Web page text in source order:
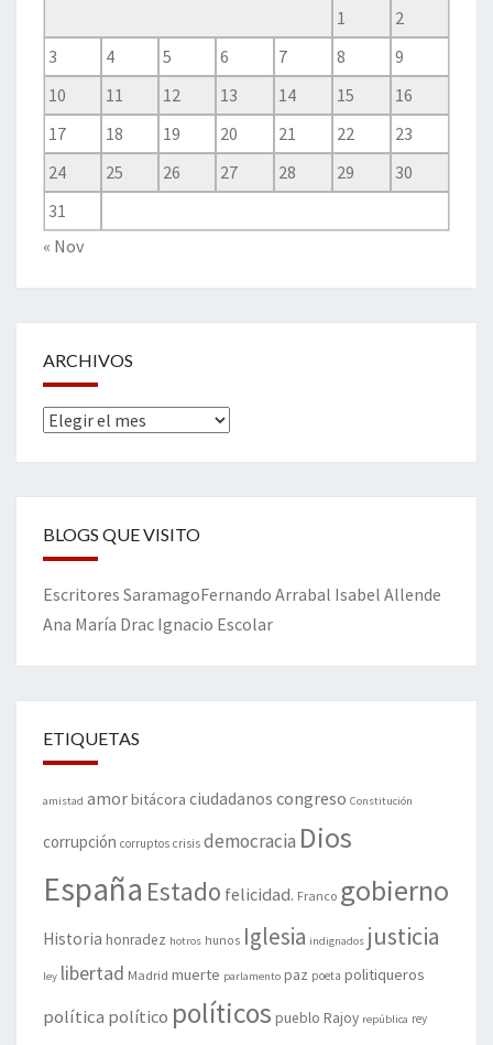
1
2
3
4 5 6 7 8
9
10
11 12 13 14 15
16
17
18 19 20 21 22
23
24
25 26 27 28 29
30
31
« Nov
ARCHIVOS
Archivos
BLOGS QUE VISITO
Escritores SaramagoFernando Arrabal Isabel Allende
Ana María Drac Ignacio Escolar
ETIQUETAS
amistad amorbitácora ciudadanos congreso Constitución
corrupción corruptos crisis democracia Dios
España Estado felicidad. Franco gobierno
Historia honradez hotros hunos Iglesia indignados justicia
ley libertad Madrid muerte parlamento paz poeta politiqueros
política político políticos pueblo Rajoy república rey